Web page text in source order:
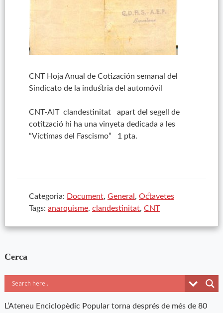
CNT Hoja Anual de Cotización semanal del
Sindicato de la industria del automóvil
CNT-AIT clandestinitat apart del segell de
cotització hi ha una vinyeta dedicada a les
“Víctimas del Fascismo” 1 pta.
Categoria: Document, General , Octavetes
Tags: anarquisme, clandestinitat, CNT
Cerca
L’Ateneu Enciclopèdic Popular torna després de més de 80